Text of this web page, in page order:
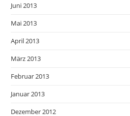
Juni 2013
Mai 2013
April 2013
März 2013
Februar 2013
Januar 2013
Dezember 2012